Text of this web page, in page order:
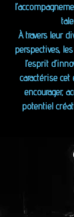
À travers leur
perspectives,
l’esprit
caractérise
encourager,
potentiel